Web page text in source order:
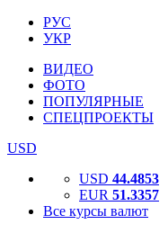
РУС
УКР
ВИДЕО
ФОТО
ПОПУЛЯРНЫЕ
СПЕЦПРОЕКТЫ
USD
USD 44.4853
EUR 51.3357
Все курсы валют